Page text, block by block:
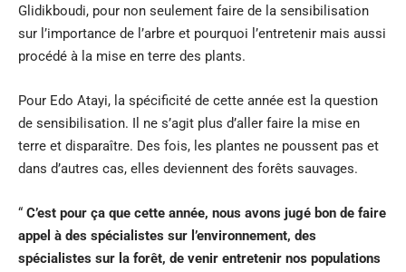
Glidikboudi, pour non seulement faire de la sensibilisation
sur l’importance de l’arbre et pourquoi l’entretenir mais aussi
procédé à la mise en terre des plants.
Pour Edo Atayi, la spécificité de cette année est la question
de sensibilisation. Il ne s’agit plus d’aller faire la mise en
terre et disparaître. Des fois, les plantes ne poussent pas et
dans d’autres cas, elles deviennent des forêts sauvages.
“ C’est pour ça que cette année, nous avons jugé bon de faire
appel à des spécialistes sur l’environnement, des
spécialistes sur la forêt, de venir entretenir nos populations